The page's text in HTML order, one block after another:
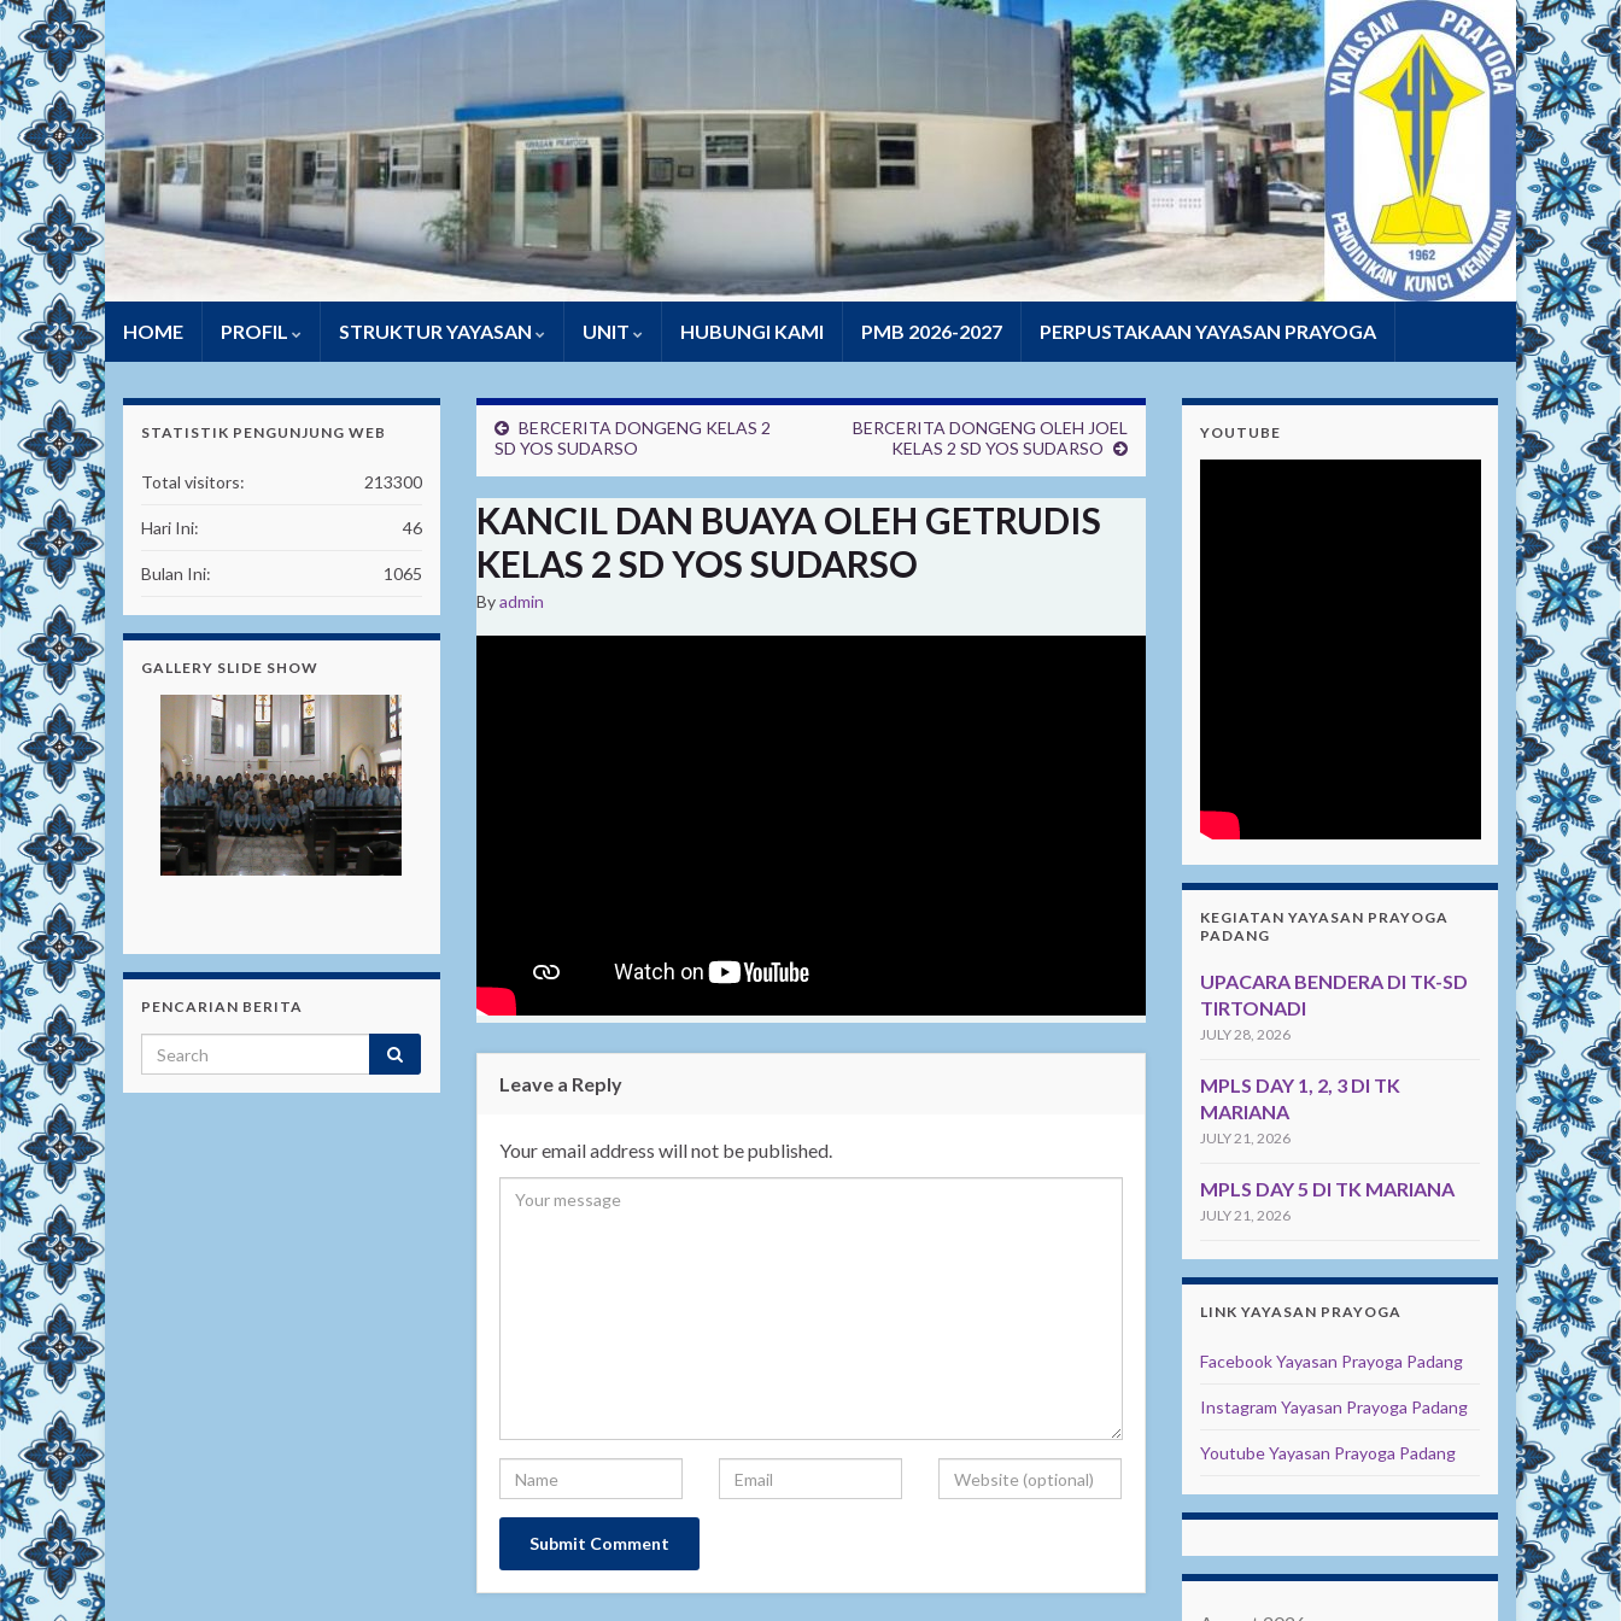
HOME PROFIL STRUKTUR YAYASAN UNIT HUBUNGI KAMI PMB 2026-2027 PERPUSTAKAAN YAYASAN PRAYOGA
BERCERITA DONGENG KELAS 2
SD YOS SUDARSO
BERCERITA DONGENG OLEH JOEL
KELAS 2 SD YOS SUDARSO
KANCIL DAN BUAYA OLEH GETRUDIS
KELAS 2 SD YOS SUDARSO
Byadmin
Leave a Reply
Your email address will not be published.
STATISTIK PENGUNJUNG WEB
213300
Total visitors:
46
Hari Ini:
1065
Bulan Ini:
GALLERY SLIDE SHOW
PENCARIAN BERITA
YOUTUBE
KEGIATAN YAYASAN PRAYOGA
PADANG
UPACARA BENDERA DI TK-SD
TIRTONADI
JULY 28, 2026
MPLS DAY 1, 2, 3 DI TK
MARIANA
JULY 21, 2026
MPLS DAY 5 DI TK MARIANA
JULY 21, 2026
LINK YAYASAN PRAYOGA
Facebook Yayasan Prayoga Padang
Instagram Yayasan Prayoga Padang
Youtube Yayasan Prayoga Padang